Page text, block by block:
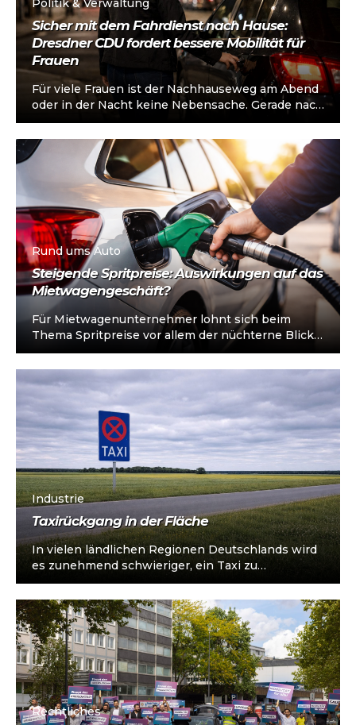
Politik & Verwaltung
Sicher mit dem Fahrdienst nach Hause:
Dresdner CDU fordert bessere Mobilität für
Frauen
Für viele Frauen ist der Nachhauseweg am Abend
oder in der Nacht keine Nebensache. Gerade nach
Veranstaltungen, Restaurantbesuchen oder der...
Rund ums Auto
Steigende Spritpreise: Auswirkungen auf das
Mietwagengeschäft?
Für Mietwagenunternehmer lohnt sich beim
Thema Spritpreise vor allem der nüchterne Blick
auf die Kalkulation. Die öffentliche Debatte
erweckt schnell...
Industrie
Taxirückgang in der Fläche
In vielen ländlichen Regionen Deutschlands wird
es zunehmend schwieriger, ein Taxi zu
bekommen – insbesondere außerhalb der
Stoßzeiten oder in...
Rechtliches